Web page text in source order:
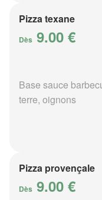
Pizza texane
Dès 9.00 €
Base sauce
terre, oignons
Pizza provençale
Dès 9.00 €